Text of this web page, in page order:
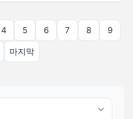
4 5 6 7 8 9
마지막